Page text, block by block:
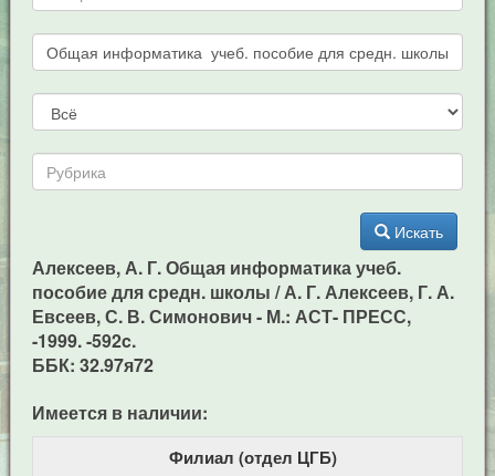
Искать
Алексеев, А. Г. Общая информатика учеб.
пособие для средн. школы / А. Г. Алексеев, Г. А.
Евсеев, С. В. Симонович - М.: АСТ- ПРЕСС,
-1999. -592c.
ББК: 32.97я72
Имеется в наличии:
Филиал (отдел ЦГБ)